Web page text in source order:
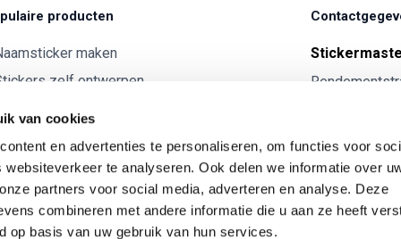
van cookies
en advertenties te personaliseren, om functies voor
websiteverkeer te analyseren. Ook delen we informatie over
partners voor social media, adverteren en analyse. Deze
combineren met andere informatie die u aan ze heeft
op basis van uw gebruik van hun services.
producten
maken
zelf ontwerpen
je eigen kunststof tekst
maken
je eigen Vilt tekst
KVK:71793437
BTW nr: